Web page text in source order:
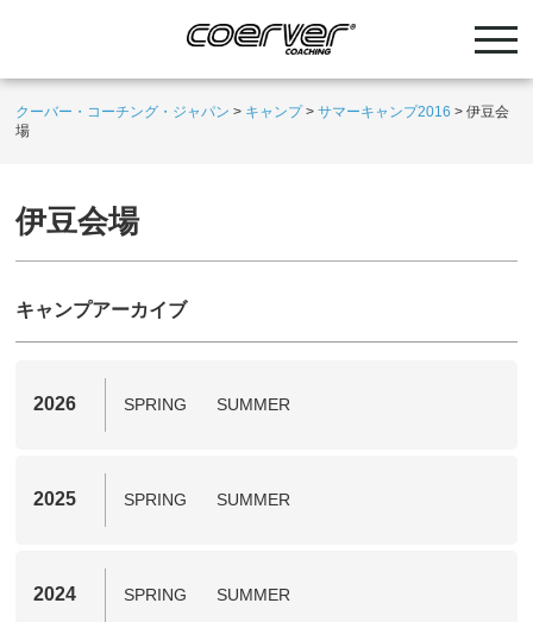
クーバー・コーチング・ジャパン > キャンプ>サマーキャンプ2016 >伊豆会
場
伊豆会場
キャンプアーカイブ
2026 SPRING SUMMER
2025 SPRING SUMMER
2024 SPRING SUMMER